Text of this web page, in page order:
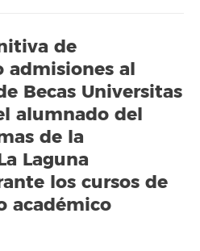
de
admisiones al
Becas Universitas
alumnado del
de la
Laguna
los cursos de
académico